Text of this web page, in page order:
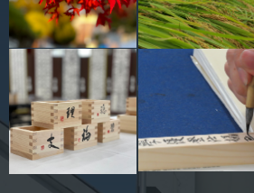
保健センター
AED設置状況
お問い合わせ窓口一覧
キャンパスマップ
サイトポリシー